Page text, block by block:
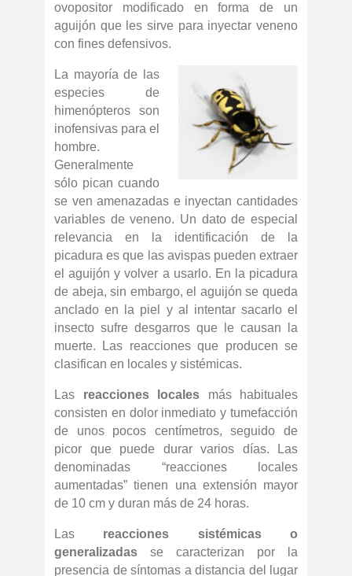
ovopositor modificado en forma de un
aguijón que les sirve para inyectar veneno
con fines defensivos.
La mayoría de las
especies de
himenópteros son
inofensivas para el
hombre.
Generalmente
sólo pican cuando
se ven amenazadas e inyectan cantidades
variables de veneno. Un dato de especial
relevancia en la identificación de la
picadura es que las avispas pueden extraer
el aguijón y volver a usarlo. En la picadura
de abeja, sin embargo, el aguijón se queda
anclado en la piel y al intentar sacarlo el
insecto sufre desgarros que le causan la
muerte. Las reacciones que producen se
clasifican en locales y sistémicas.
Las reacciones locales más habituales
consisten en dolor inmediato y tumefacción
de unos pocos centímetros, seguido de
picor que puede durar varios días. Las
denominadas “reacciones locales
aumentadas” tienen una extensión mayor
de 10 cm y duran más de 24 horas.
Las reacciones sistémicas o
generalizadas se caracterizan por la
presencia de síntomas a distancia del lugar